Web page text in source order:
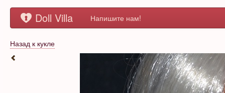
Doll Villa Напишите нам!
Назад к кукле